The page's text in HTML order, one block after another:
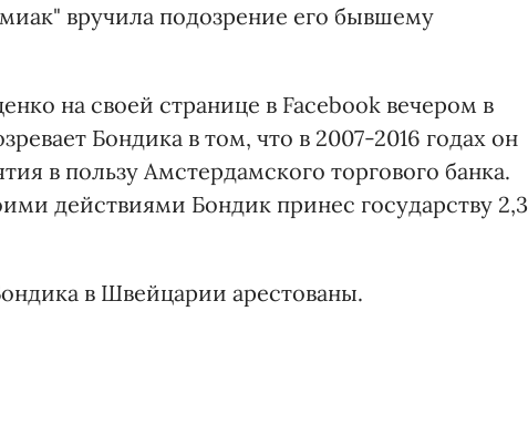
вручила подозрение его бывшему
на своей странице в Facebook вечером в
Бондика в том, что в 2007-2016 годах он
в пользу Амстердамского торгового банка.
действиями Бондик принес государству 2,3
в Швейцарии арестованы.